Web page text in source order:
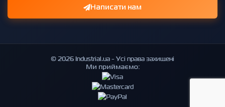
Написати нам
© 2026 Industrial.ua - Усі права захищені
Ми приймаємо: